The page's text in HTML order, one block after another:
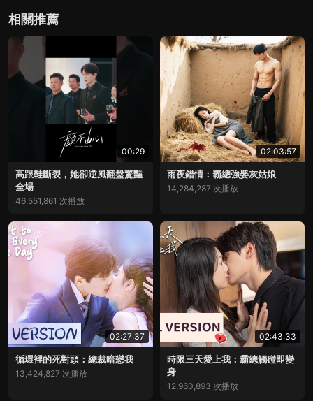
相關推薦
00:29
高跟鞋斷裂，她卻逆風翻盤驚豔
全場
46,551,861 次播放
02:03:57
雨夜錯情：霸總強娶灰姑娘
14,284,287 次播放
02:27:37
循環裡的死對頭：總裁暗戀我
13,424,827 次播放
02:43:33
時限三天愛上我：霸總觸碰即變
身
12,960,893 次播放